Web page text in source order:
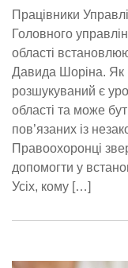
Працівники
Головного
області
Давида Шоріна. Як
розшукуваний є
області та може
пов’язаних із
Правоохоронці
допомогти у
Усіх, кому […]